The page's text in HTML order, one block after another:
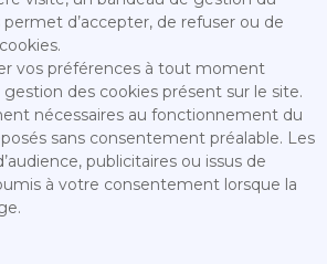
d’accepter, de refuser ou de
vos préférences à tout moment
des cookies présent sur le site.
nécessaires au fonctionnement du
sans consentement préalable. Les
publicitaires ou issus de
à votre consentement lorsque la